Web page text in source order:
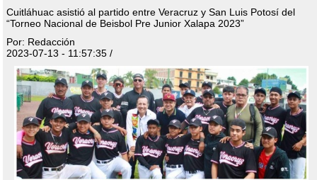
Cuitláhuac asistió al partido entre Veracruz y San Luis Potosí del
“Torneo Nacional de Beisbol Pre Junior Xalapa 2023”
Por: Redacción
2023-07-13 - 11:57:35 /